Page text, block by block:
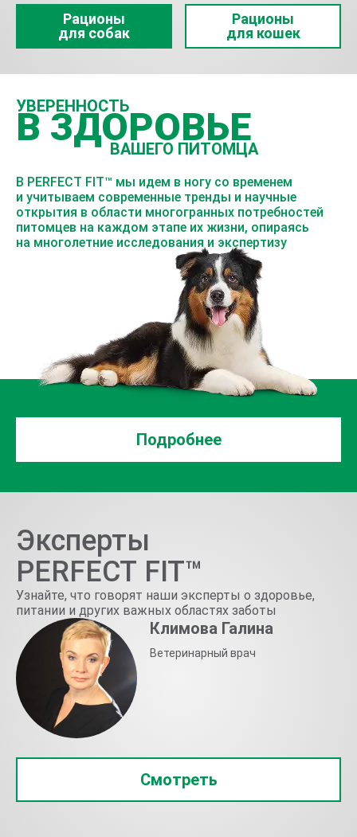
Рационы
для собак
Рационы
для кошек
УВЕРЕННОСТЬ
В ЗДОРОВЬЕ
ВАШЕГО ПИТОМЦА
В PERFECT FIT™ мы идем в ногу со временем
и учитываем современные тренды и научные
открытия в области многогранных потребностей
питомцев на каждом этапе их жизни, опираясь
на многолетние исследования и экспертизу
Подробнее
Эксперты
PERFECT FIT™
Узнайте, что говорят наши эксперты о здоровье,
питании и других важных областях заботы
Климова Галина
Ветеринарный врач
Смотреть